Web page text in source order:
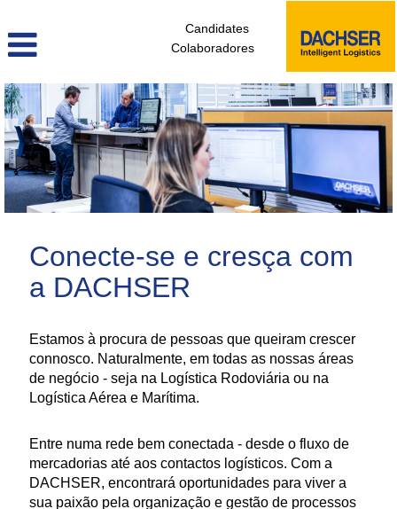
Candidates
Colaboradores
administrativos_e_tecnicos_de_logistica_pt
Conecte-se e cresça com
a DACHSER
Estamos à procura de pessoas que queiram crescer
connosco. Naturalmente, em todas as nossas áreas
de negócio - seja na Logística Rodoviária ou na
Logística Aérea e Marítima.
Entre numa rede bem conectada - desde o fluxo de
mercadorias até aos contactos logísticos. Com a
DACHSER, encontrará oportunidades para viver a
sua paixão pela organização e gestão de processos